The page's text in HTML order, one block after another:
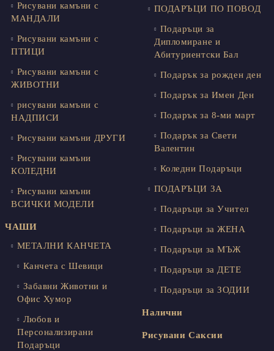
Рисувани камъни с
МАНДАЛИ
Рисувани камъни с
ПТИЦИ
Рисувани камъни с
ЖИВОТНИ
рисувани камъни с
НАДПИСИ
Рисувани камъни ДРУГИ
Рисувани камъни
КОЛЕДНИ
Рисувани камъни
ВСИЧКИ МОДЕЛИ
ЧАШИ
МЕТАЛНИ КАНЧЕТА
Канчета с Шевици
Забавни Животни и
Офис Хумор
Любов и
Персонализирани
Подаръци
ПОДАРЪЦИ ПО ПОВОД
Подаръци за
Дипломиране и
Абитуриентски Бал
Подарък за рожден ден
Подарък за Имен Ден
Подарък за 8-ми март
Подарък за Свети
Валентин
Коледни Подаръци
ПОДАРЪЦИ ЗА
Подаръци за Учител
Подаръци за ЖЕНА
Подаръци за МЪЖ
Подаръци за ДЕТЕ
Подаръци за ЗОДИИ
Налични
Рисувани Саксии